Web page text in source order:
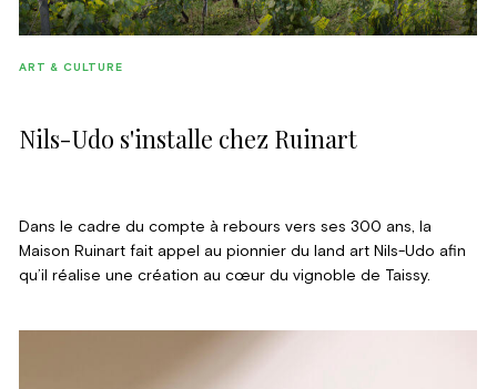
Nils-Udo s'installe chez Ruinart
ART & CULTURE
Dans le cadre du compte à rebours vers ses 300 ans, la
Maison Ruinart fait appel au pionnier du land art Nils-Udo afin
qu’il réalise une création au cœur du vignoble de Taissy.